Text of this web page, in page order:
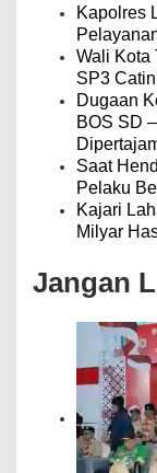
Kapolres
Wali Kota
SP3
Dugaan
BOS SD
Saat
Pelaku
Kajari
Milyar
Jangan